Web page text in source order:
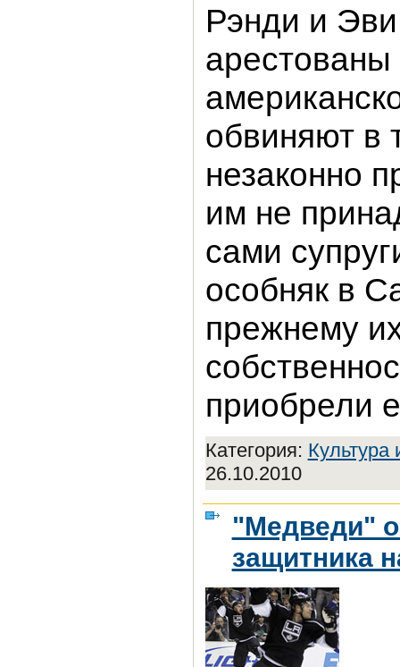
Рэнди и
обвиняют в
незаконно
им не
сами
особняк в
прежнему
приобрели
Категория: Культура
26.10.2010
"Медведи"
защитника